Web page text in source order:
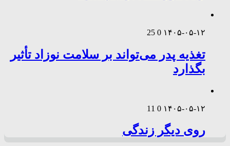
۱۴۰۵-۰۵-۱۲ 0
25
تغذیه پدر می‌تواند بر سلامت نوزاد تأثیر
بگذارد
۱۴۰۵-۰۵-۱۲ 0
11
روی دیگر زندگی